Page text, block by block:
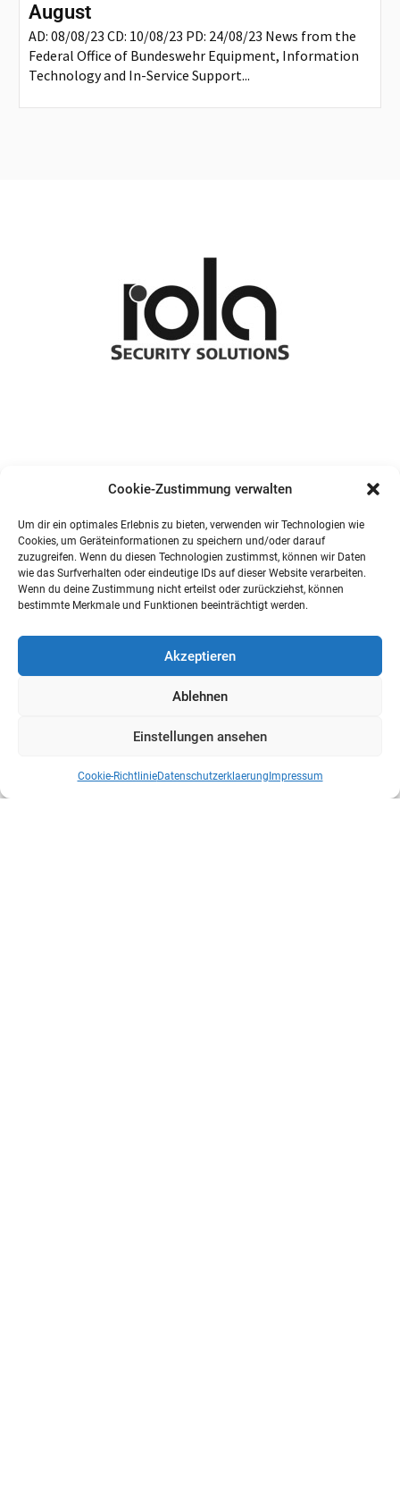
Cookie-Zustimmung verwalten
Um dir ein optimales Erlebnis zu bieten, verwenden wir Technologien wie
Cookies, um Geräteinformationen zu speichern und/oder darauf
zuzugreifen. Wenn du diesen Technologien zustimmst, können wir Daten
wie das Surfverhalten oder eindeutige IDs auf dieser Website verarbeiten.
Wenn du deine Zustimmung nicht erteilst oder zurückziehst, können
bestimmte Merkmale und Funktionen beeinträchtigt werden.
Akzeptieren
Ablehnen
Einstellungen ansehen
Cookie-RichtlinieDatenschutzerklaerung Impressum
August
AD: 08/08/23 CD: 10/08/23 PD: 24/08/23 News from the
Federal Office of Bundeswehr Equipment, Information
Technology and In-Service Support...